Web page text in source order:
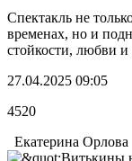
Спектакль не
временах, но и
стойкости, любви и
27.04.2025 09:05
4520
Екатерина Орлова